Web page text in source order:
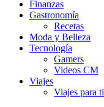
Finanzas
Gastronomía
Recetas
Moda y Belleza
Tecnología
Gamers
Videos CM
Viajes
Viajes para ti